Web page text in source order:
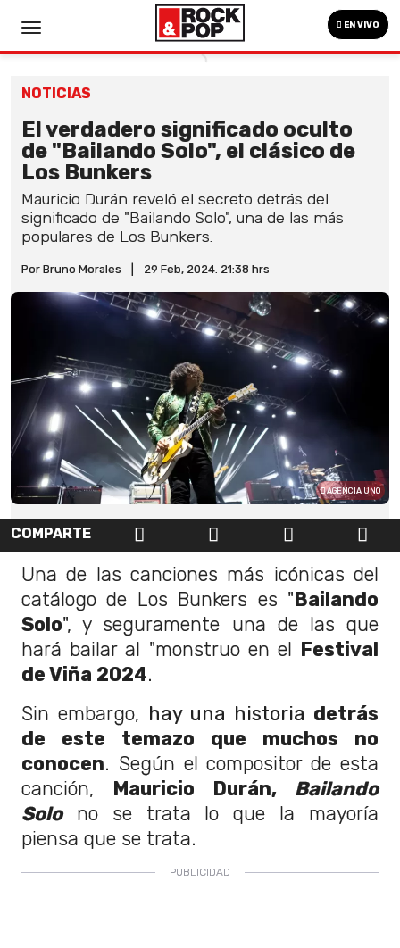
EN VIVO
NOTICIAS
El verdadero significado oculto
de "Bailando Solo", el clásico de
Los Bunkers
Mauricio Durán reveló el secreto detrás del
significado de "Bailando Solo", una de las más
populares de Los Bunkers.
Por Bruno Morales 29 Feb, 2024. 21:38 hrs
AGENCIA UNO
COMPARTE
Una de las canciones más icónicas del
catálogo de Los Bunkers es "Bailando
Solo", y seguramente una de las que
hará bailar al "monstruo en el Festival
de Viña 2024.
Sin embargo, hay una historia detrás
de este temazo que muchos no
conocen. Según el compositor de esta
canción, Mauricio Durán, Bailando
Solono se trata lo que la mayoría
piensa que se trata.